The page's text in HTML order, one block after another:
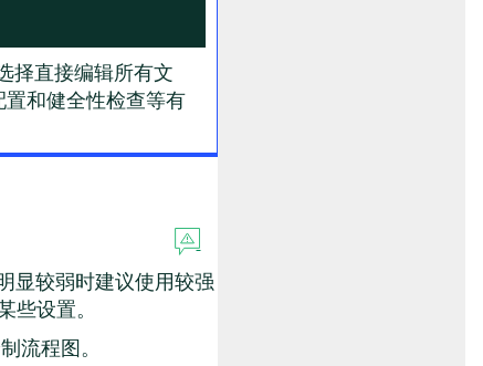
择直接编辑所有文
和健全性检查等有
显较弱时建议使用较强
设置。
流程图。